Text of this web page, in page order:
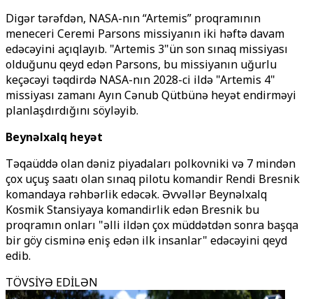
Digər tərəfdən, NASA-nın “Artemis” proqramının
meneceri Ceremi Parsons missiyanın iki həftə davam
edəcəyini açıqlayıb. "Artemis 3"ün son sınaq missiyası
olduğunu qeyd edən Parsons, bu missiyanın uğurlu
keçəcəyi təqdirdə NASA-nın 2028-ci ildə "Artemis 4"
missiyası zamanı Ayın Cənub Qütbünə heyət endirməyi
planlaşdırdığını söyləyib.
Beynəlxalq heyət
Təqaüddə olan dəniz piyadaları polkovniki və 7 mindən
çox uçuş saatı olan sınaq pilotu komandir Rendi Bresnik
komandaya rəhbərlik edəcək. Əvvəllər Beynəlxalq
Kosmik Stansiyaya komandirlik edən Bresnik bu
proqramın onları "əlli ildən çox müddətdən sonra başqa
bir göy cisminə eniş edən ilk insanlar" edəcəyini qeyd
edib.
TÖVSİYƏ EDİLƏN